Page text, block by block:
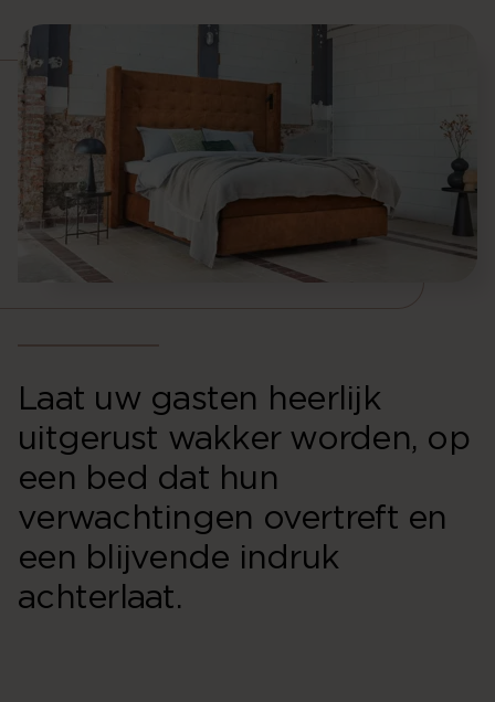
Laat uw gasten heerlijk
uitgerust wakker worden, op
een bed dat hun
verwachtingen overtreft en
een blijvende indruk
achterlaat.